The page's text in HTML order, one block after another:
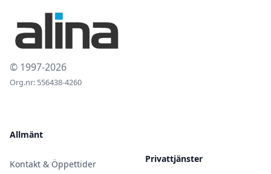
© 1997-2026
Org.nr: 556438-4260
Allmänt
Kontakt & Öppettider Privattjänster